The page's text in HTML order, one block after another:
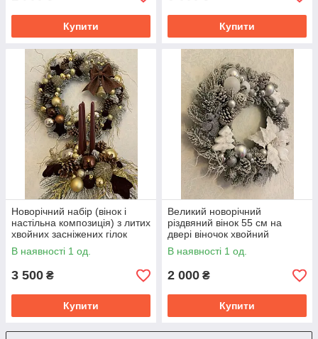
Купити Купити
Новорічний набір (вінок і
настільна композиція) з литих
хвойних засніжених гілок
В наявності 1 од.
3 500 ₴
Купити
Великий новорічний
різдвяний вінок 55 см на
двері віночок хвойний
засніжений з шишками
В наявності 1 од.
2 000 ₴
Купити